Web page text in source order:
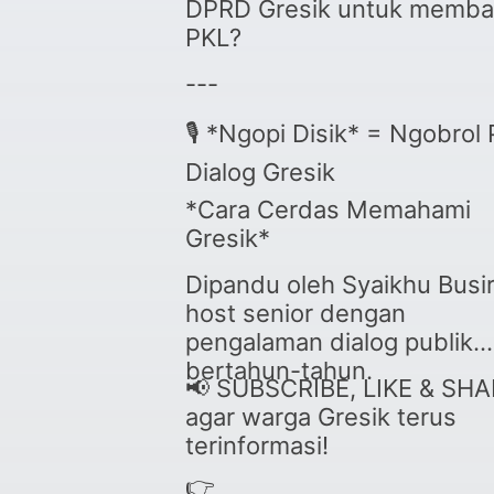
DPRD Gresik untuk
PKL?
---
🎙️ *Ngopi Disik* = Ngobrol
Dialog Gresik
*Cara Cerdas Memahami
Gresik*
Dipandu oleh Syaikhu
host senior dengan
pengalaman dialog publik
bertahun-tahun.
📢 SUBSCRIBE, LIKE &
agar warga Gresik terus
terinformasi!
👉